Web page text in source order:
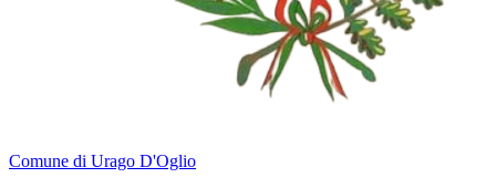
Comune di Urago D'Oglio